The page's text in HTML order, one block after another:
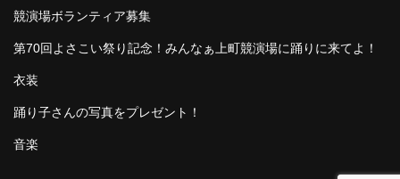
競演場ボランティア募集
第70回よさこい祭り記念！みんなぁ上町競演場に踊りに来てよ！
衣装
踊り子さんの写真をプレゼント！
音楽